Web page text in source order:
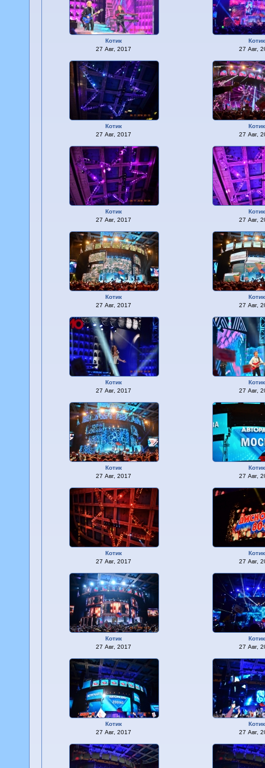
Котик
27 Авг, 2017
Котик
27 Авг,
Котик
27 Авг, 2017
Котик
27 Авг,
Котик
27 Авг, 2017
Котик
27 Авг,
Котик
27 Авг, 2017
Котик
27 Авг,
Котик
27 Авг, 2017
Котик
27 Авг,
Котик
27 Авг, 2017
Котик
27 Авг,
Котик
27 Авг, 2017
Котик
27 Авг,
Котик
27 Авг, 2017
Котик
27 Авг,
Котик
27 Авг, 2017
Котик
27 Авг,